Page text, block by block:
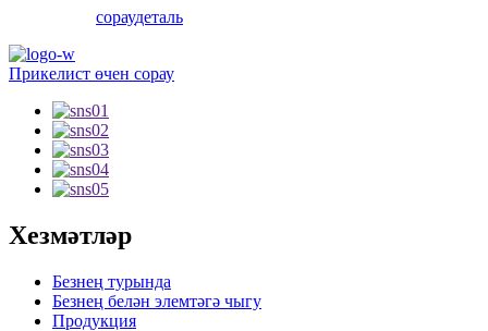
сораудеталь
Прикелист өчен сорау
Хезмәтләр
Безнең турында
Безнең белән элемтәгә чыгу
Продукция